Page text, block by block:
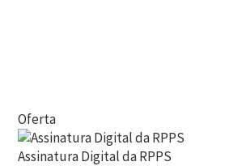
Oferta
Assinatura Digital da RPPS